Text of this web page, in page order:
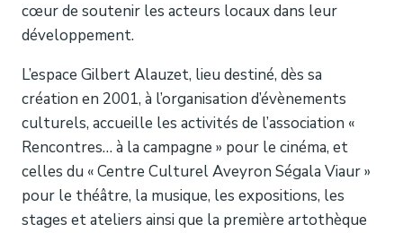
cœur de soutenir les acteurs locaux dans leur
développement.
L’espace Gilbert Alauzet, lieu destiné, dès sa
création en 2001, à l’organisation d’évènements
culturels, accueille les activités de l’association «
Rencontres… à la campagne » pour le cinéma, et
celles du « Centre Culturel Aveyron Ségala Viaur »
pour le théâtre, la musique, les expositions, les
stages et ateliers ainsi que la première artothèque